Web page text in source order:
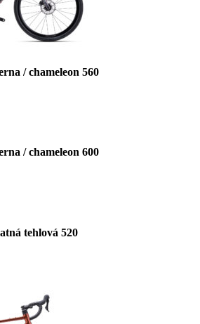
/ chameleon 560
/ chameleon 600
tehlová 520